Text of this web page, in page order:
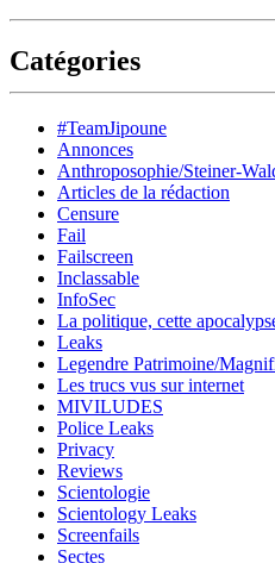
Catégories
#TeamJipoune
Annonces
Anthroposophie/Steiner-
Articles de la rédaction
Censure
Fail
Failscreen
Inclassable
InfoSec
La politique, cette
Leaks
Legendre Patrimoine/
Les trucs vus sur internet
MIVILUDES
Police Leaks
Privacy
Reviews
Scientologie
Scientology Leaks
Screenfails
Sectes